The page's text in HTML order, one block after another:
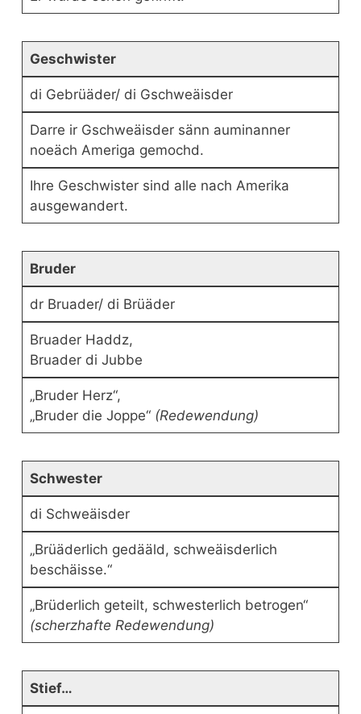
Geschwister
di Gebrüäder/ di Gschweäisder
Darre ir Gschweäisder sänn auminanner
noeäch Ameriga gemochd.
Ihre Geschwister sind alle nach Amerika
ausgewandert.
Bruder
dr Bruader/ di Brüäder
Bruader Haddz,
Bruader di Jubbe
„Bruder Herz“,
„Bruder die Joppe“(Redewendung)
Schwester
di Schweäisder
„Brüäderlich gedääld, schweäisderlich
beschäisse.“
„Brüderlich geteilt, schwesterlich betrogen“
(scherzhafte Redewendung)
Stief…